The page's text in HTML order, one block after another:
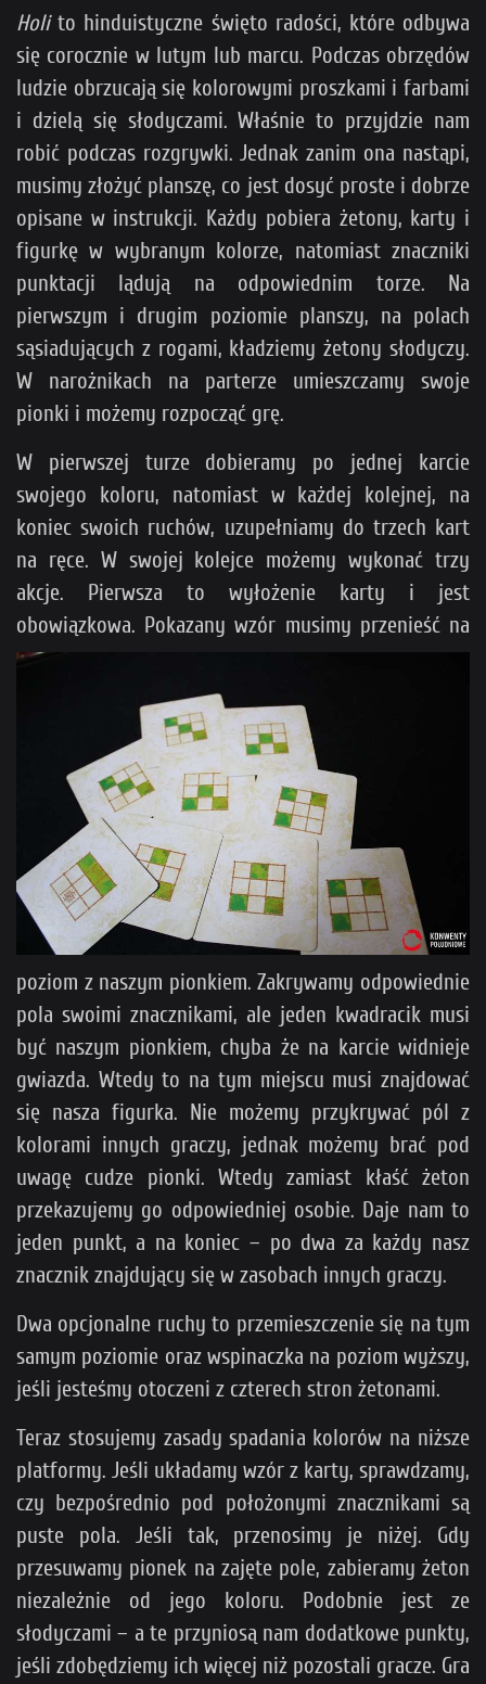
Holito hinduistyczne święto radości, które odbywa
się corocznie w lutym lub marcu. Podczas obrzędów
ludzie obrzucają się kolorowymi proszkami i farbami
i dzielą się słodyczami. Właśnie to przyjdzie nam
robić podczas rozgrywki. Jednak zanim ona nastąpi,
musimy złożyć planszę, co jest dosyć proste i dobrze
opisane w instrukcji. Każdy pobiera żetony, karty i
figurkę w wybranym kolorze, natomiast znaczniki
punktacji lądują na odpowiednim torze. Na
pierwszym i drugim poziomie planszy, na polach
sąsiadujących z rogami, kładziemy żetony słodyczy.
W narożnikach na parterze umieszczamy swoje
pionki i możemy rozpocząć grę.
W pierwszej turze dobieramy po jednej karcie
swojego koloru, natomiast w każdej kolejnej, na
koniec swoich ruchów, uzupełniamy do trzech kart
na ręce. W swojej kolejce możemy wykonać trzy
akcje. Pierwsza to wyłożenie karty i jest
obowiązkowa. Pokazany wzór musimy przenieść na
poziom z naszym pionkiem. Zakrywamy odpowiednie
pola swoimi znacznikami, ale jeden kwadracik musi
być naszym pionkiem, chyba że na karcie widnieje
gwiazda. Wtedy to na tym miejscu musi znajdować
się nasza figurka. Nie możemy przykrywać pól z
kolorami innych graczy, jednak możemy brać pod
uwagę cudze pionki. Wtedy zamiast kłaść żeton
przekazujemy go odpowiedniej osobie. Daje nam to
jeden punkt, a na koniec – po dwa za każdy nasz
znacznik znajdujący się w zasobach innych graczy.
Dwa opcjonalne ruchy to przemieszczenie się na tym
samym poziomie oraz wspinaczka na poziom wyższy,
jeśli jesteśmy otoczeni z czterech stron żetonami.
Teraz stosujemy zasady spadania kolorów na niższe
platformy. Jeśli układamy wzór z karty, sprawdzamy,
czy bezpośrednio pod położonymi znacznikami są
puste pola. Jeśli tak, przenosimy je niżej. Gdy
przesuwamy pionek na zajęte pole, zabieramy żeton
niezależnie od jego koloru. Podobnie jest ze
słodyczami – a te przyniosą nam dodatkowe punkty,
jeśli zdobędziemy ich więcej niż pozostali gracze. Gra